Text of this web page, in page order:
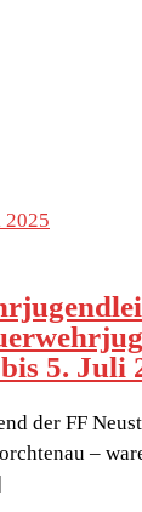
2025
5. Juli
der FF
–